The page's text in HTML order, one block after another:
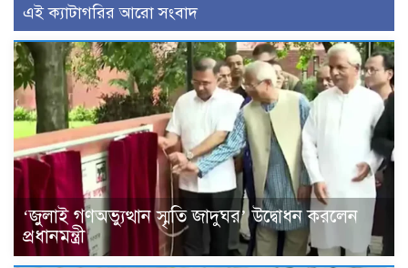
এই ক্যাটাগরির আরো সংবাদ
‘জুলাই গণঅভ্যুত্থান স্মৃতি জাদুঘর’ উদ্বোধন করলেন
প্রধানমন্ত্রী